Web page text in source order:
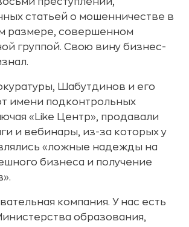
статьей о мошенничестве в
размере, совершенном
группой. Свою вину бизнес-
Шабутдинов и его
имени подконтрольных
«Like Центр», продавали
и вебинары, из-за которых у
«ложные надежды на
бизнеса и получение
компания. У нас есть
образования,